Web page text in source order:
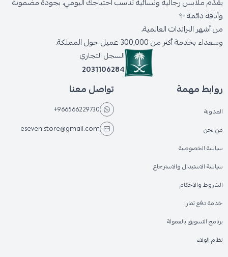
وأناقة دائمة ✨
من أشهر البراندات العالمية،
وسعداء بخدمة أكثر من 300,000 عميل حول المملكة.
السجل التجاري
2031106284
روابط مهمة
المدونة
من نحن
سياسة الخصوصية
سياسة الاستبدال والاسترجاع
الشروط والاحكام
خدمة دفع تمارا
برنامج التسويق بالعمولة
نظام الولاء
تواصل معنا
+966566229730
eseven.store@gmail.com